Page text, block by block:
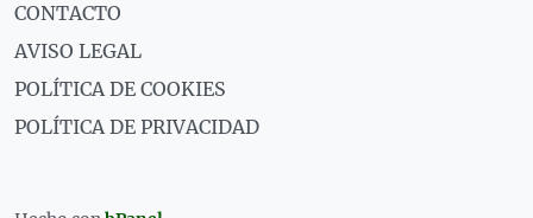
CONTACTO
AVISO LEGAL
POLÍTICA DE COOKIES
POLÍTICA DE PRIVACIDAD